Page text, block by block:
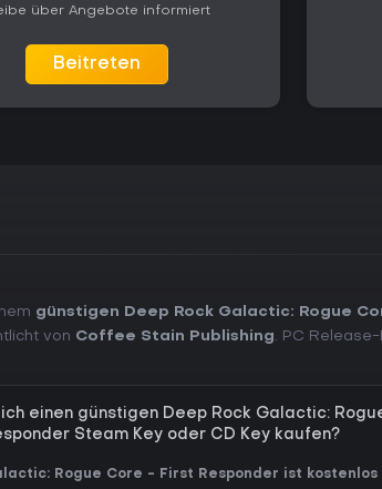
über Angebote informiert
Beitreten
günstigen Deep Rock Galactic: Rogue
von Coffee Stain Publishing. PC Release-
ich einen günstigen Deep Rock Galactic:
Steam Key oder CD Key kaufen?
Rogue Core - First Responder ist kostenlos